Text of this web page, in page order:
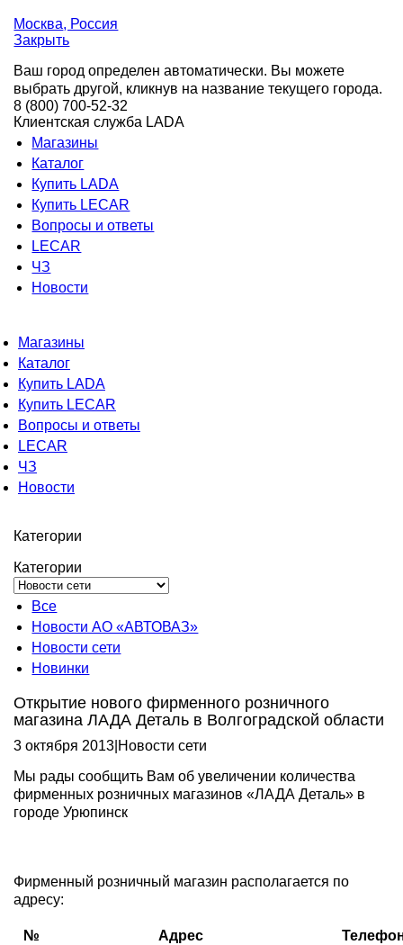
Москва, Россия
Закрыть
Ваш город определен автоматически. Вы можете
выбрать другой, кликнув на название текущего города.
8 (800) 700-52-32
Клиентская служба LADA
Магазины
Каталог
Купить LADA
Купить LECAR
Вопросы и ответы
LECAR
ЧЗ
Новости
Магазины
Каталог
Купить LADA
Купить LECAR
Вопросы и ответы
LECAR
ЧЗ
Новости
Категории
Категории
Все
Новости АО «АВТОВАЗ»
Новости сети
Новинки
Открытие нового фирменного розничного
магазина ЛАДА Деталь в Волгоградской области
3 октября 2013 Новости сети
Мы рады сообщить Вам об увеличении количества
фирменных розничных магазинов «ЛАДА Деталь» в
городе Урюпинск
Фирменный розничный магазин располагается по
адресу:
№ Адрес